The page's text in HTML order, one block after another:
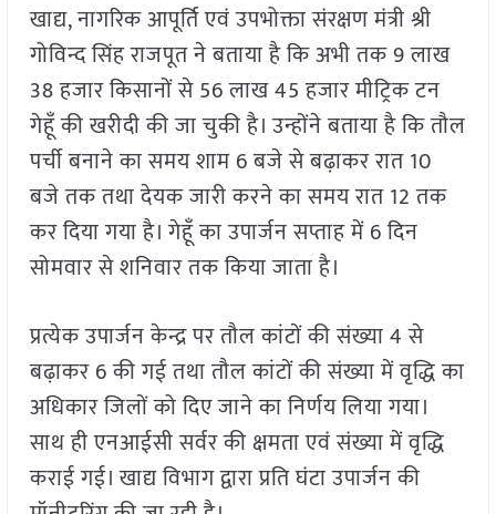
खाद्य, नागरिक आपूर्ति एवं उपभोक्ता संरक्षण मंत्री श्री
गोविन्द सिंह राजपूत ने बताया है कि अभी तक 9 लाख
38 हजार किसानों से 56 लाख 45 हजार मीट्रिक टन
गेहूँ की खरीदी की जा चुकी है। उन्होंने बताया है कि तौल
पर्ची बनाने का समय शाम 6 बजे से बढ़ाकर रात 10
बजे तक तथा देयक जारी करने का समय रात 12 तक
कर दिया गया है। गेहूँ का उपार्जन सप्ताह में 6 दिन
सोमवार से शनिवार तक किया जाता है।
प्रत्येक उपार्जन केन्द्र पर तौल कांटों की संख्या 4 से
बढ़ाकर 6 की गई तथा तौल कांटों की संख्या में वृद्धि का
अधिकार जिलों को दिए जाने का निर्णय लिया गया।
साथ ही एनआईसी सर्वर की क्षमता एवं संख्या में वृद्धि
कराई गई। खाद्य विभाग द्वारा प्रति घंटा उपार्जन की